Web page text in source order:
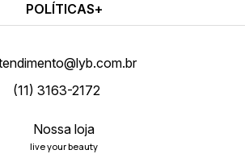
POLÍTICAS
(11) 3163-2172
Nossa loja
live your beauty